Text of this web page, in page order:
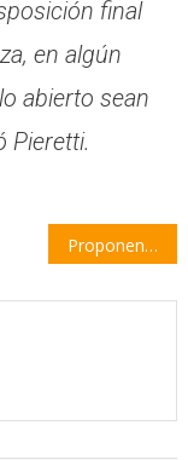
final
en algún
abierto sean
Pieretti.
Proponen un circuito libre de vehículos y destinado a la recreación y el fomento de la salud